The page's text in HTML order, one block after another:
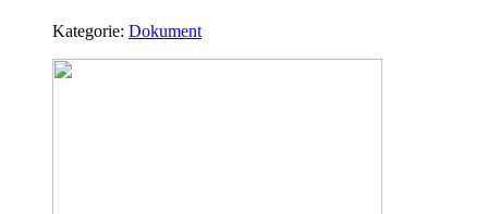
Kategorie: Dokument